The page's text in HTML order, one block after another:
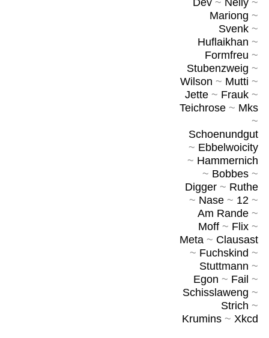
Dev~ Nelly~
Mariong ~
Svenk~
Huflaikhan ~
Formfreu ~
Stubenzweig ~
Wilson ~ Mutti ~
Jette~ Frauk~
Teichrose~ Mks
~
Schoenundgut
~ Ebbelwoicity
~ Hammernich
~ Bobbes~
Digger~ Ruthe
~ Nase~ 12~
Am Rande~
Moff~ Flix~
Meta~ Clausast
~ Fuchskind ~
Stuttmann ~
Egon ~ Fail ~
Schisslaweng ~
Strich ~
Krumins~ Xkcd